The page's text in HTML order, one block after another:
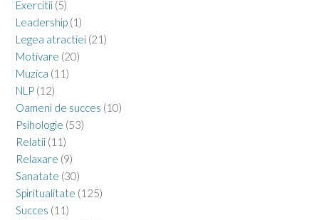
Exercitii (5)
Leadership (1)
Legea atractiei (21)
Motivare (20)
Muzica (11)
NLP (12)
Oameni de succes (10)
Psihologie (53)
Relatii (11)
Relaxare (9)
Sanatate (30)
Spiritualitate (125)
Succes (11)